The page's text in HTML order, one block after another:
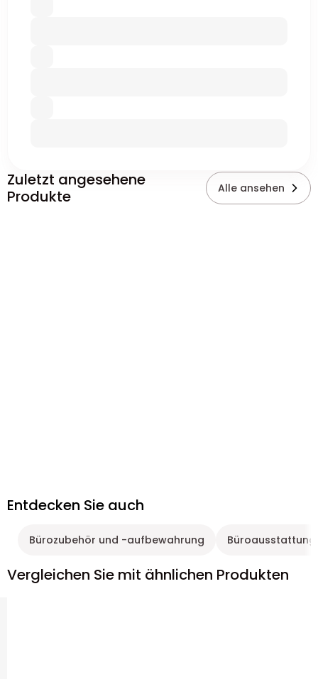
Zuletzt angesehene
Produkte
Alle ansehen
Entdecken Sie auch
Bürozubehör und -aufbewahrung Büroausstattung
Vergleichen Sie mit ähnlichen Produkten